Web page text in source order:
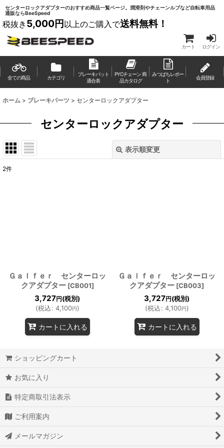
センターロックアダプターのおすすめ商品一覧ページ。潤滑剤やチェーンルブなど自転車用品
通販ならBeeSpeed
税抜き 5,000円以上のご購入で送料無料！
カート ログイン
全ての商品 カテゴリ
ブレーキパット
適合表
PYCチェーン 商
品カタログ
みつばちレポー
ト
会員登録
ホーム > ブレーキパーツ > センターロックアダプター
センターロックアダプター
表示順変更
2件
Ｇａｌｆｅｒ センターロッ
クアダプター [CB001]
3,727円 (税別)
(税込: 4,100円)
カートに入れる
Ｇａｌｆｅｒ センターロッ
クアダプター [CB003]
3,727円 (税別)
(税込: 4,100円)
カートに入れる
ショッピングカート
お気に入り
特定商取引法表示
ご利用案内
メールマガジン